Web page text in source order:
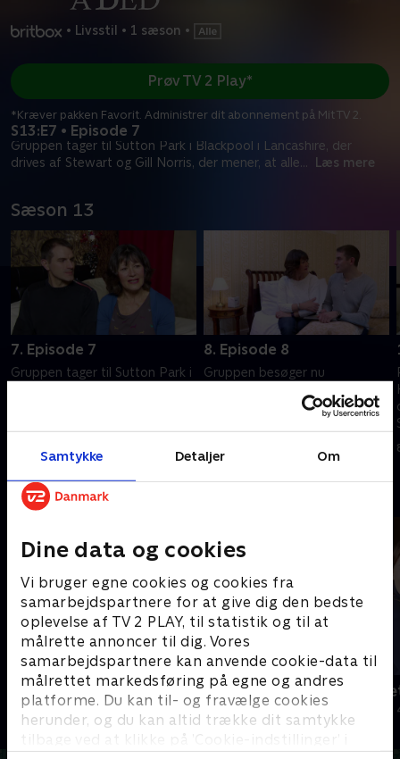
Samtykke Detaljer Om
Dine data og cookies
Vi bruger egne cookies og cookies fra
samarbejdspartnere for at give dig den bedste
oplevelse af TV 2 PLAY, til statistik og til at
målrette annoncer til dig. Vores
samarbejdspartnere kan anvende cookie-data til
målrettet markedsføring på egne og andres
platforme. Du kan til- og fravælge cookies
herunder, og du kan altid trække dit samtykke
tilbage ved at klikke på ’Cookie-indstillinger’ i
• Livsstil • 1 sæson •
S13:E7 • Episode 7
Gruppen tager til Sutton Park i Blackpool i Lancashire, der
drives af Stewart og Gill Norris, der mener, at alle... Læs mere
Prøv TV 2 Play*
*Kræver pakken Favorit. Administrer dit abonnement på Mit TV 2.
Sæson 13
7. Episode 7
Gruppen tager til Sutton Park i
8. Episode 8
Gruppen besøger nu
West Sussex, hvor ejerne
Andre så også
Julelys for millioner
2022 • Livsstil • 46 min
Jul på
2020 • Livsstil •